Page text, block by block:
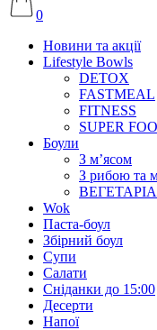
0
Новини та акції
Lifestyle Bowls
DETOX
FASTMEAL
FITNESS
SUPER
Боули
З м’ясом
З рибою та
Wok
Паста-боул
Збірний боул
Супи
Салати
Сніданки до 15:00
Десерти
Напої